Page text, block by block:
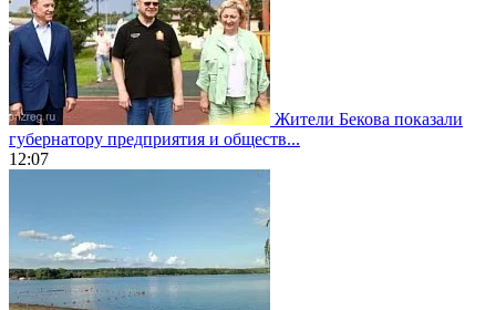
Жители Бекова показали
губернатору предприятия и обществ...
12:07